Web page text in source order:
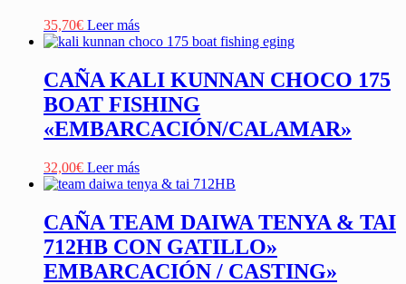
35,70€ Leer más
CAÑA KALI KUNNAN CHOCO 175
BOAT FISHING
«EMBARCACIÓN/CALAMAR»
32,00€ Leer más
CAÑA TEAM DAIWA TENYA & TAI
712HB CON GATILLO»
EMBARCACIÓN / CASTING»